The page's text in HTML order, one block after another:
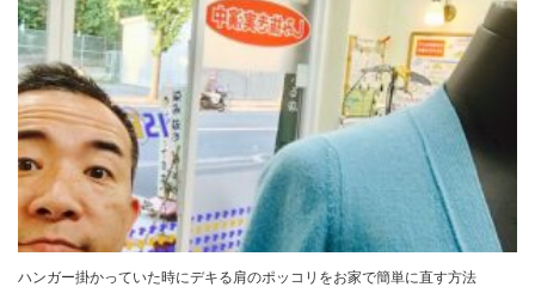
ハンガー掛かっていた時にデキる肩のポッコリをお家で簡単に直す方法